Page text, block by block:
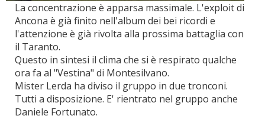
La concentrazione è apparsa massimale. L'exploit di
Ancona è già finito nell'album dei bei ricordi e
l'attenzione è già rivolta alla prossima battaglia con
il Taranto.
Questo in sintesi il clima che si è respirato qualche
ora fa al "Vestina" di Montesilvano.
Mister Lerda ha diviso il gruppo in due tronconi.
Tutti a disposizione. E' rientrato nel gruppo anche
Daniele Fortunato.